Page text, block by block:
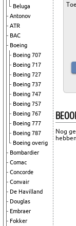
Beluga
Antonov
ATR
BAC
Boeing
Boeing 707
Boeing 717
Boeing 727
Boeing 737
Boeing 747
Boeing 757
Boeing 767
Boeing 777
Boeing 787
Boeing overig
Bombardier
Comac
Concorde
Convair
De Havilland
Douglas
Embraer
Fokker
Nog